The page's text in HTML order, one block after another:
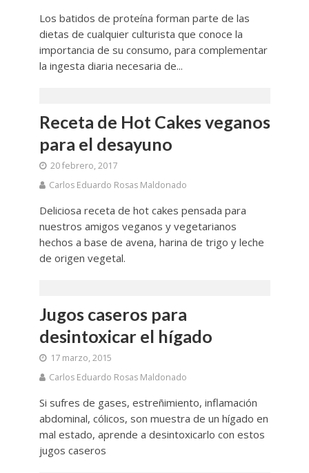
Los batidos de proteína forman parte de las
dietas de cualquier culturista que conoce la
importancia de su consumo, para complementar
la ingesta diaria necesaria de...
Receta de Hot Cakes veganos
para el desayuno
20 febrero, 2017
Carlos Eduardo Rosas Maldonado
Deliciosa receta de hot cakes pensada para
nuestros amigos veganos y vegetarianos
hechos a base de avena, harina de trigo y leche
de origen vegetal.
Jugos caseros para
desintoxicar el hígado
17 marzo, 2015
Carlos Eduardo Rosas Maldonado
Si sufres de gases, estreñimiento, inflamación
abdominal, cólicos, son muestra de un hígado en
mal estado, aprende a desintoxicarlo con estos
jugos caseros